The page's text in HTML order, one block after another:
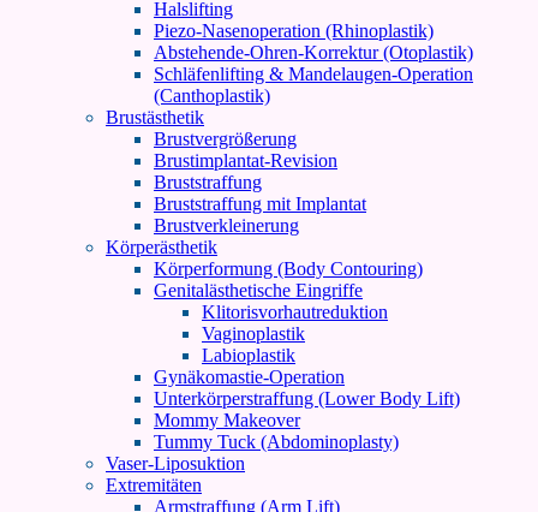
Halslifting
Piezo-Nasenoperation (Rhinoplastik)
Abstehende-Ohren-Korrektur (Otoplastik)
Schläfenlifting & Mandelaugen-Operation
(Canthoplastik)
Brustästhetik
Brustvergrößerung
Brustimplantat-Revision
Bruststraffung
Bruststraffung mit Implantat
Brustverkleinerung
Körperästhetik
Körperformung (Body Contouring)
Genitalästhetische Eingriffe
Klitorisvorhautreduktion
Vaginoplastik
Labioplastik
Gynäkomastie-Operation
Unterkörperstraffung (Lower Body Lift)
Mommy Makeover
Tummy Tuck (Abdominoplasty)
Vaser-Liposuktion
Extremitäten
Armstraffung (Arm Lift)